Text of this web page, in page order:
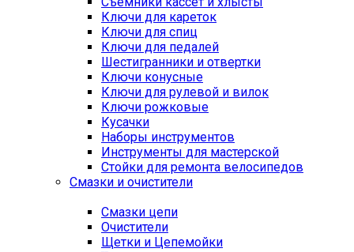
Ключи для кареток
Ключи для спиц
Ключи для педалей
Шестигранники и отвертки
Ключи конусные
Ключи для рулевой и вилок
Ключи рожковые
Кусачки
Наборы инструментов
Инструменты для мастерской
Стойки для ремонта велосипедов
Смазки и очистители
Смазки цепи
Очистители
Щетки и Цепемойки